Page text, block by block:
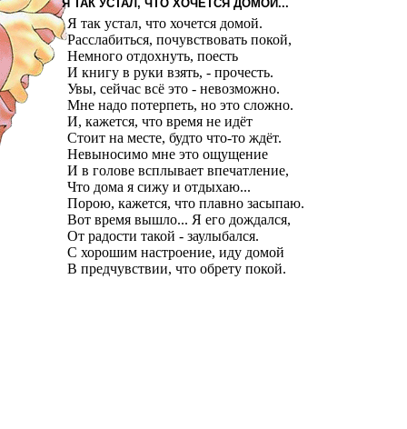
Я ТАК УСТАЛ, ЧТО ХОЧЕТСЯ ДОМОЙ...
Я так устал, что хочется домой.
Расслабиться, почувствовать покой,
Немного отдохнуть, поесть
И книгу в руки взять, - прочесть.
Увы, сейчас всё это - невозможно.
Мне надо потерпеть, но это сложно.
И, кажется, что время не идёт
Стоит на месте, будто что-то ждёт.
Невыносимо мне это ощущение
И в голове всплывает впечатление,
Что дома я сижу и отдыхаю...
Порою, кажется, что плавно засыпаю.
Вот время вышло... Я его дождался,
От радости такой - заулыбался.
С хорошим настроение, иду домой
В предчувствии, что обрету покой.